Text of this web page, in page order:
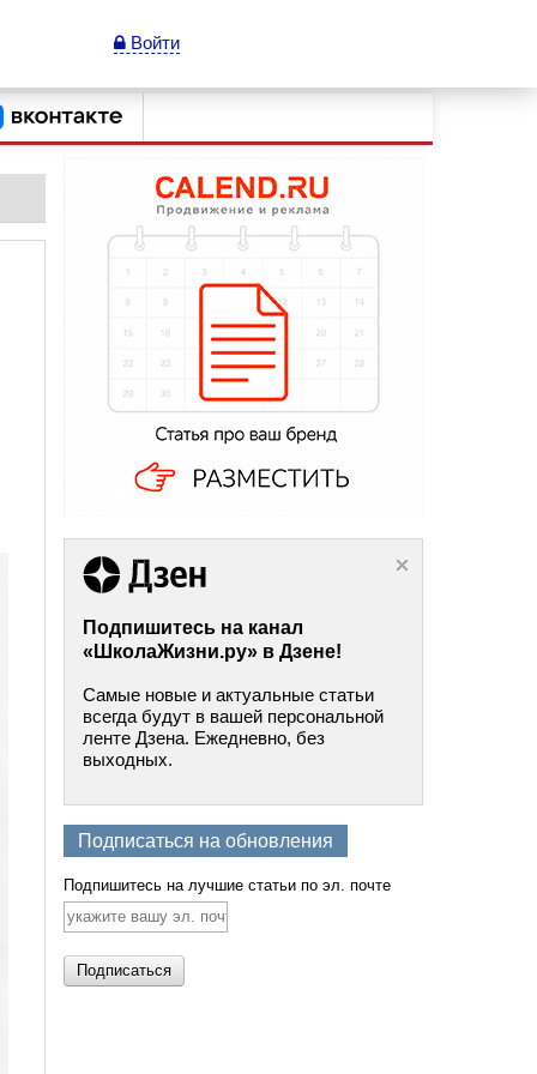
Войти
Подпишитесь на канал
«ШколаЖизни.ру» в Дзене!
Самые новые и актуальные статьи
всегда будут в вашей персональной
ленте Дзена. Ежедневно, без
выходных.
Подписаться на обновления
Подпишитесь на лучшие статьи по эл. почте